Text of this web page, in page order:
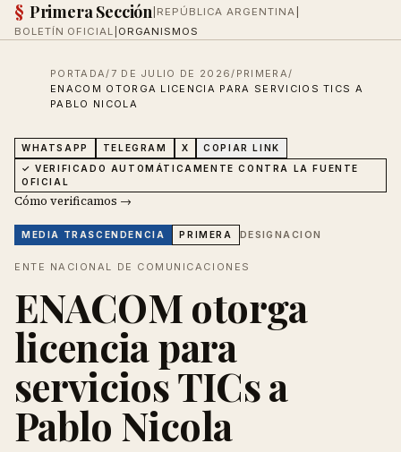
§ Primera Sección REPÚBLICA ARGENTINA
BOLETÍN OFICIAL ORGANISMOS
PORTADA/ 7 DE JULIO DE 2026/ PRIMERA/
ENACOM OTORGA LICENCIA PARA SERVICIOS TICS A
PABLO NICOLA
WHATSAPP TELEGRAM X
COPIAR LINK
✓ VERIFICADO AUTOMÁTICAMENTE CONTRA LA FUENTE
OFICIAL
Cómo verificamos →
MEDIA TRASCENDENCIA PRIMERA DESIGNACION
ENTE NACIONAL DE COMUNICACIONES
ENACOM otorga
licencia para
servicios TICs a
Pablo Nicola